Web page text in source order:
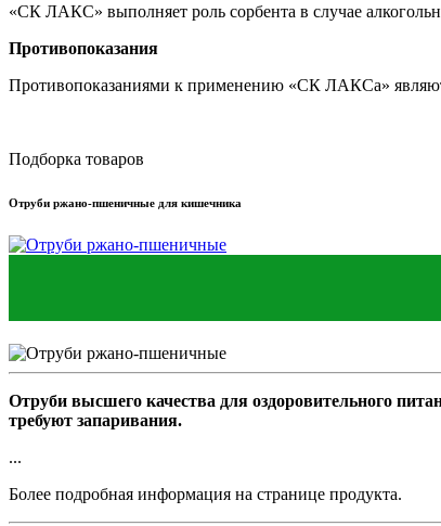
«СК ЛАКС» выполняет роль сорбента в случае
Противопоказания
Противопоказаниями к применению «СК ЛАКСа»
Подборка товаров
Отруби ржано-пшеничные для кишечника
Отруби высшего качества для оздоровительного
требуют запаривания.
...
Более подробная информация на странице продукта.